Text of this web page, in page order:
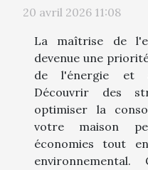
20 avril 2026 11:08
La maîtrise de
devenue une
de l'énergie et
Découvrir des
optimiser la
votre maison
économies tout